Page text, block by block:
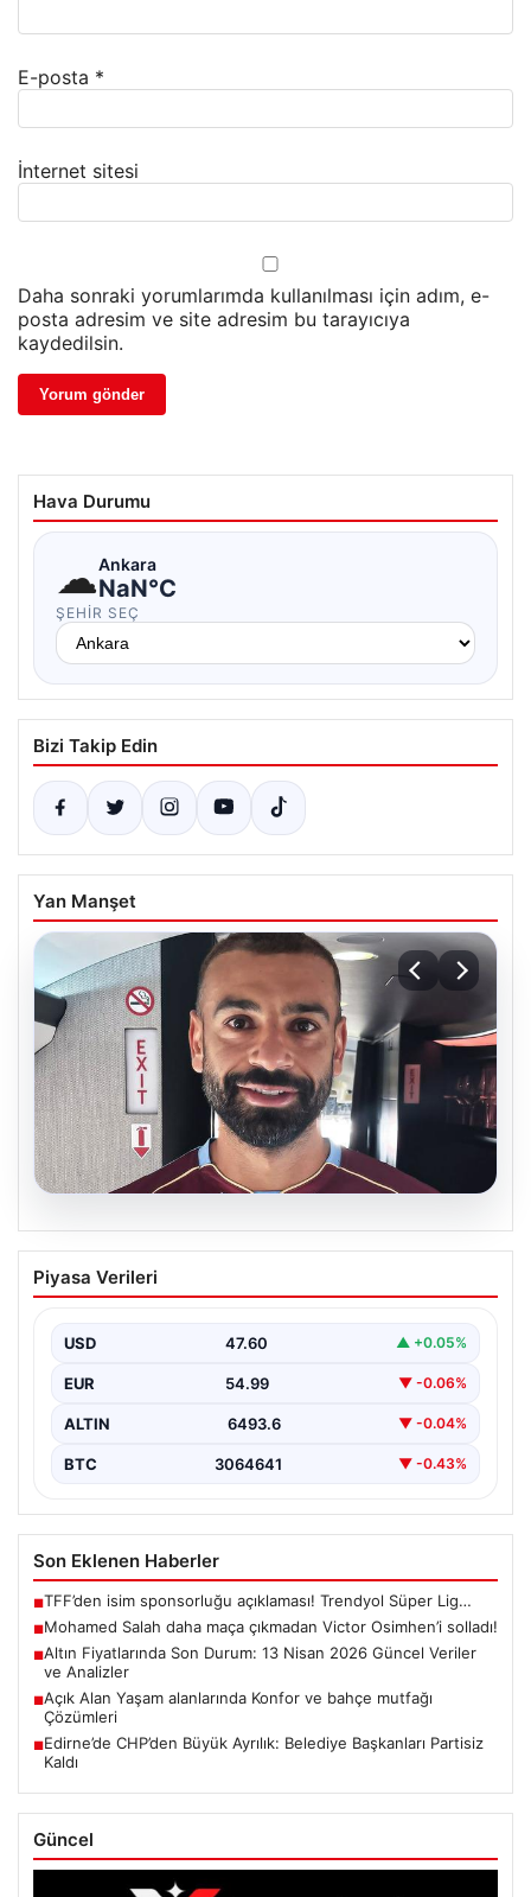
E-posta *
İnternet sitesi
Daha sonraki yorumlarımda kullanılması için adım, e-
posta adresim ve site adresim bu tarayıcıya
kaydedilsin.
Hava Durumu
☁Ankara
NaN°C
ŞEHIR SEÇ
Bizi Takip Edin
Yan Manşet
Mohamed Salah daha maça çıkmadan
Victor Osimhen’i solladı!
Piyasa Verileri
USD 47.60 ▲ +0.05%
EUR 54.99 ▼ -0.06%
ALTIN 6493.6 ▼ -0.04%
BTC 3064641 ▼ -0.43%
Son Eklenen Haberler
■TFF’den isim sponsorluğu açıklaması! Trendyol Süper Lig…
■Mohamed Salah daha maça çıkmadan Victor Osimhen’i solladı!
■Altın Fiyatlarında Son Durum: 13 Nisan 2026 Güncel Veriler
ve Analizler
■Açık Alan Yaşam alanlarında Konfor ve bahçe mutfağı
Çözümleri
■Edirne’de CHP’den Büyük Ayrılık: Belediye Başkanları Partisiz
Kaldı
Güncel